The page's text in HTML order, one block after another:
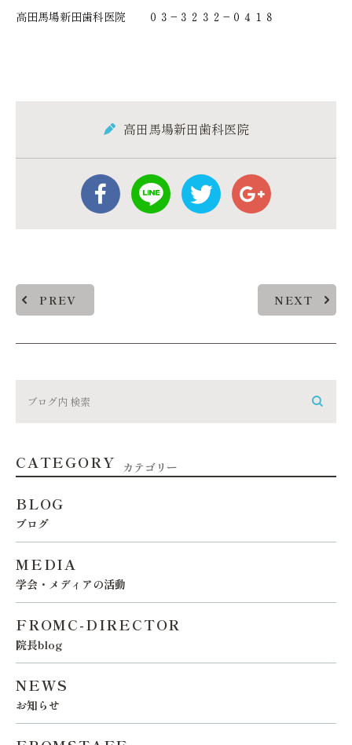
高田馬場新田歯科医院 ０３−３２３２−０４１８
高田馬場新田歯科医院
PREV NEXT
CATEGORY カテゴリー
BLOG
ブログ
MEDIA
学会・メディアの活動
FROMC-DIRECTOR
院長blog
NEWS
お知らせ